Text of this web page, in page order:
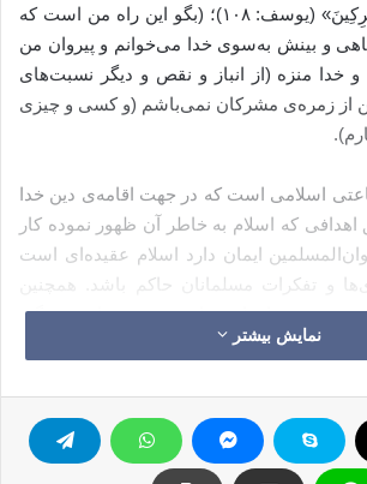
اللَّهِ وَمَا أَنَا مِنَ الْمُشْرِکِینَ» (یوسف: ۱۰۸)؛ (بگو این راه من است که
و بینش به‌سوی خدا می‌خوانم و پیروان من
خدا منزه (از انباز و نقص و دیگر نسبت‌های
از زمره‌ی مشرکان نمی‌باشم (و کسی و چیزی
اسلامی است که در جهت اقامه‌ی دین خدا
که اسلام به خاطر آن ظهور نموده کار
ایمان دارد اسلام عقیده‌ای است
و تفکرات مسلمانان حاکم باشد. همچنین
شریعت و برنامه‌ای برای همه‌ی جوانب زندگی
بدخواهانه‌ای که با آن مواجه است و حیله‌ی
اخوان‌المسلمین دعوتی خالص و حقیقی
اصلاح و تغییر روش پیامبر گرامی اسلام –
دنبال می‌کند و ادامه‌ی راهی اصیل و استوار
نمایش بیشتر